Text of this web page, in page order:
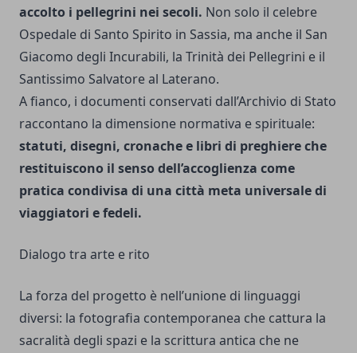
accolto i pellegrini nei secoli. Non solo il celebre
Ospedale di Santo Spirito in Sassia, ma anche il San
Giacomo degli Incurabili, la Trinità dei Pellegrini e il
Santissimo Salvatore al Laterano.
A fianco, i documenti conservati dall’Archivio di Stato
raccontano la dimensione normativa e spirituale:
statuti, disegni, cronache e libri di preghiere che
restituiscono il senso dell’accoglienza come
pratica condivisa di una città meta universale di
viaggiatori e fedeli.
Dialogo tra arte e rito
La forza del progetto è nell’unione di linguaggi
diversi: la fotografia contemporanea che cattura la
sacralità degli spazi e la scrittura antica che ne